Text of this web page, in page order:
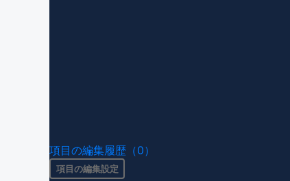
項目の編集履歴（0）
項目の編集設定